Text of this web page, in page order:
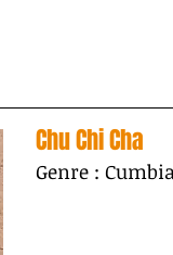
Chu Chi Cha
Genre :